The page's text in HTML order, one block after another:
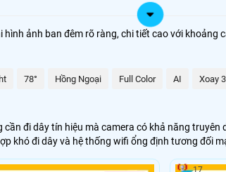
GIÁ LẮP LOẠI CAMERA
2.300.000 VNĐ
1.980.000 VNĐ
ảnh ban đêm rõ ràng, chi tiết cao với
78° Hồng Ngoại Full Color AI Xoay
đi dây tín hiệu mà camera có khả năng
khó đi dây và hệ thống wifi ổng định tương đối
17